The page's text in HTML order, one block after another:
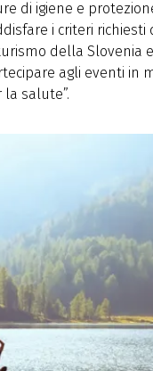
di igiene e
i criteri richiesti
della Slovenia
agli eventi in
la salute”.